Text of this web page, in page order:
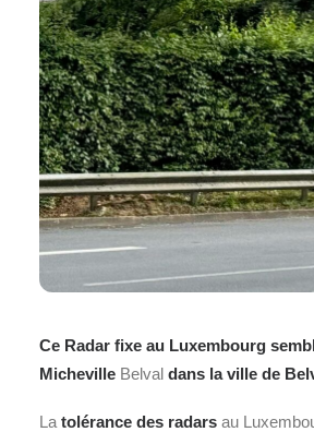
Ce Radar fixe au Luxembourg
Micheville Belval dans la ville de
La tolérance des radars au